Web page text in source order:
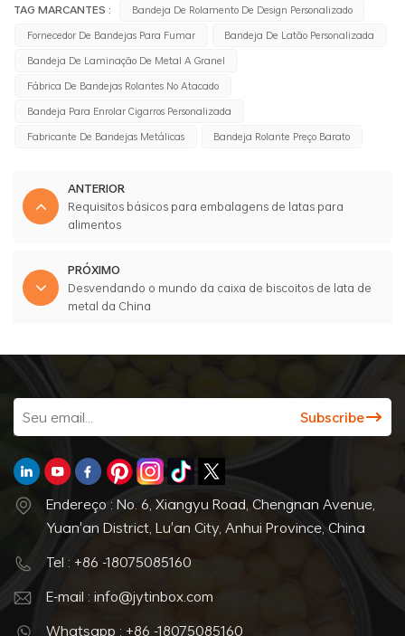
TAG MARCANTES :
Bandeja De Rolamento De Design Personalizado
Fornecedor De Bandejas Para Fumar
Bandeja De Latão Personalizada
Bandeja De Laminação De Metal A Granel
Fábrica De Bandejas Rolantes No Atacado
Bandeja Para Enrolar Cigarros Personalizada
Fabricante De Bandejas Metálicas
Bandeja Rolante Preço Barato
ANTERIOR
Requisitos básicos para embalagens de latas para
alimentos
PRÓXIMO
Desvendando o mundo da caixa de biscoitos de lata de
metal da China
Endereço : No. 6, Xiangyu Road, Chengnan Avenue,
Yuan'an District, Lu'an City, Anhui Province, China
Tel : +86 -18075085160
E-mail : info@jytinbox.com
Whatsapp : +86 -18075085160